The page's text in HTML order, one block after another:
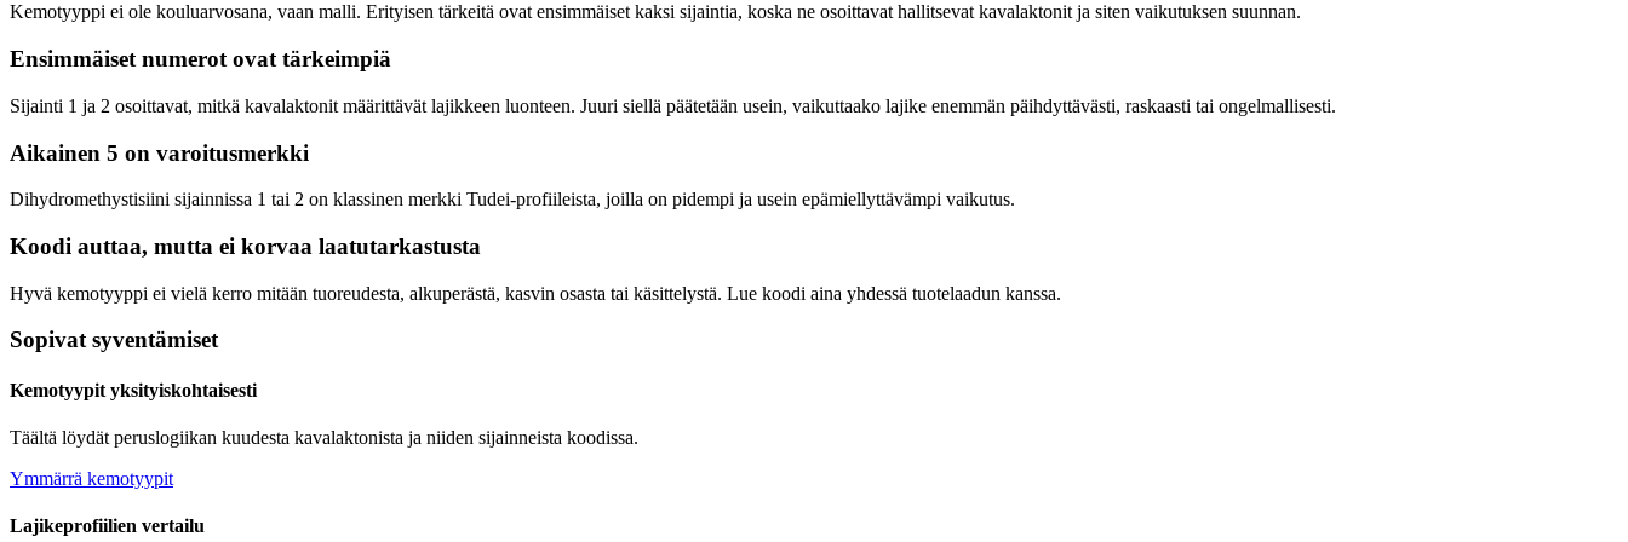
Kemotyyppi ei ole kouluarvosana, vaan malli. Erityisen tärkeitä ovat ensimmäiset kaksi sijaintia, koska ne osoittavat hallitsevat kavalaktonit ja siten vaikutuksen suunnan.
Ensimmäiset numerot ovat tärkeimpiä
Sijainti 1 ja 2 osoittavat, mitkä kavalaktonit määrittävät lajikkeen luonteen. Juuri siellä päätetään usein, vaikuttaako lajike enemmän päihdyttävästi, raskaasti tai ongelmallisesti.
Aikainen 5 on varoitusmerkki
Dihydromethystisiini sijainnissa 1 tai 2 on klassinen merkki Tudei-profiileista, joilla on pidempi ja usein epämiellyttävämpi vaikutus.
Koodi auttaa, mutta ei korvaa laatutarkastusta
Hyvä kemotyyppi ei vielä kerro mitään tuoreudesta, alkuperästä, kasvin osasta tai käsittelystä. Lue koodi aina yhdessä tuotelaadun kanssa.
Sopivat syventämiset
Kemotyypit yksityiskohtaisesti
Täältä löydät peruslogiikan kuudesta kavalaktonista ja niiden sijainneista koodissa.
Ymmärrä kemotyypit
Lajikeprofiilien vertailu